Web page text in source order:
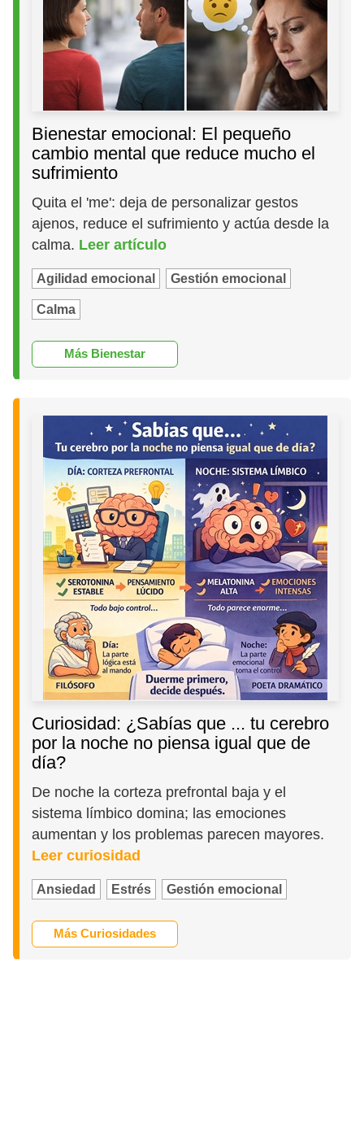
Bienestar emocional: El pequeño
cambio mental que reduce mucho el
sufrimiento
Quita el 'me': deja de personalizar gestos
ajenos, reduce el sufrimiento y actúa desde la
calma. Leer artículo
Agilidad emocional Gestión emocional
Calma
Más Bienestar
Curiosidad: ¿Sabías que ... tu cerebro
por la noche no piensa igual que de
día?
De noche la corteza prefrontal baja y el
sistema límbico domina; las emociones
aumentan y los problemas parecen mayores.
Leer curiosidad
Ansiedad Estrés Gestión emocional
Más Curiosidades